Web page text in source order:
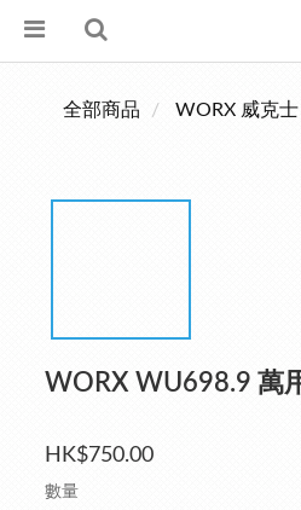
全部商品 WORX 威克士
WORX WU698.9 萬
HK$750.00
數量